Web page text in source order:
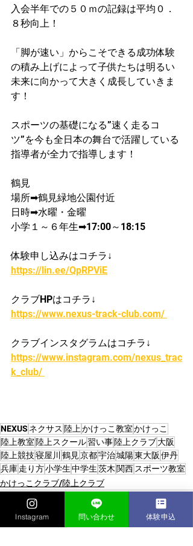
入会半年での５０ｍの記録は平均０．
８秒向上！​
「脚が速い」からこそできる成功体験
の積み上げによって子供たちは明るい
未来に向かって大きく成長していきま
す！
スポーツの基礎になる”速く走るコ
ツ”を今も全日本の舞台で活躍している
指導者が​全力で指導します！
鶴見
場所➡鶴見緑地公園付近
日時➡水曜・金曜
小学１～６年生➡17:00～18:15
体験申し込みはコチラ↓
https://lin.ee/QpRPViE
クラブHPはコチラ↓
https://www.nexus-track-club.com/
クラブインスタグラムはコチラ↓
https://www.instagram.com/nexus_trac
k_club/
NEXUS ネクサス 陸上かけっこ教室かけっこ
陸上教室 陸上スクール習い事陸上クラブ大阪
陸上競技寝屋川 鶴見京都宇治城陽東大阪 伊丹
兵庫走り方小学生中学生茨木 関西 スポーツ教室
かけっこクラブ/陸上クラブ
Instagram 問い合わせ 体験申込